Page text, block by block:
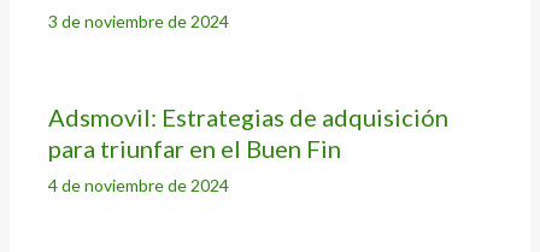
3 de noviembre de 2024
Adsmovil: Estrategias de adquisición
para triunfar en el Buen Fin
4 de noviembre de 2024